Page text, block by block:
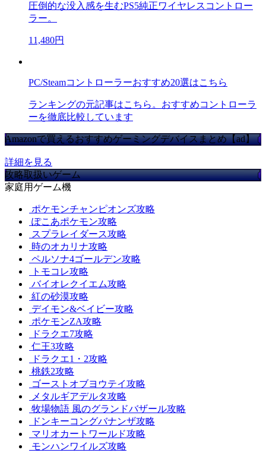
圧倒的な没入感を生むPS5純正ワイヤレスコントロー
ラー。
11,480円
PC/Steamコントローラーおすすめ20選はこちら
ランキングの元記事はこちら。おすすめコントローラ
ーを徹底比較しています
Amazonで買えるおすすめゲーミングデバイスまとめ【ad】
詳細を見る
攻略取扱いゲーム
家庭用ゲーム機
ポケモンチャンピオンズ攻略
ぽこあポケモン攻略
スプラレイダース攻略
時のオカリナ攻略
ペルソナ4ゴールデン攻略
トモコレ攻略
バイオレクイエム攻略
紅の砂漠攻略
デイモン&ベイビー攻略
ポケモンZA攻略
ドラクエ7攻略
仁王3攻略
ドラクエ1・2攻略
桃鉄2攻略
ゴーストオブヨウテイ攻略
メタルギアデルタ攻略
牧場物語 風のグランドバザール攻略
ドンキーコングバナンザ攻略
マリオカートワールド攻略
モンハンワイルズ攻略